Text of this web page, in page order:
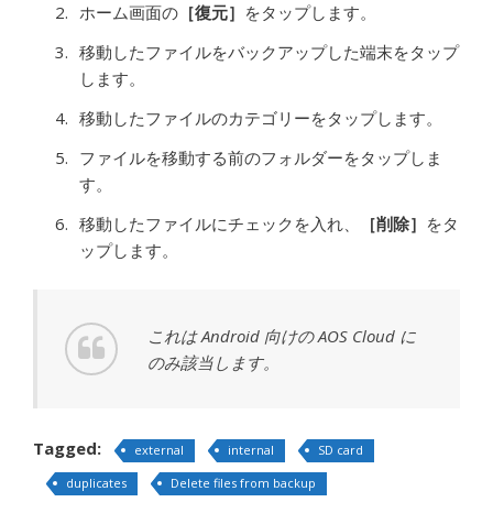
ホーム画面の ［復元］ をタップします。
移動したファイルをバックアップした端末をタップ
します。
移動したファイルのカテゴリーをタップします。
ファイルを移動する前のフォルダーをタップしま
す。
移動したファイルにチェックを入れ、
［削除］ をタ
ップします。
これは Android 向けの AOS Cloud に
のみ該当します。
Tagged: external internal
SD card
duplicates
Delete files from backup